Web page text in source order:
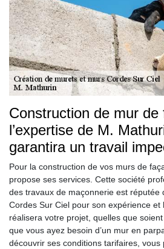
Construction de mur de
l’expertise de M.
garantira un travail
Pour la construction de vos murs de
propose ses services. Cette société
des travaux de maçonnerie est réputée
Cordes Sur Ciel pour son expérience et
réalisera votre projet, quelles que
que vous ayez besoin d’un mur en
découvrir ses conditions tarifaires,